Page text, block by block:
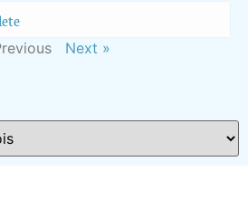
Next »